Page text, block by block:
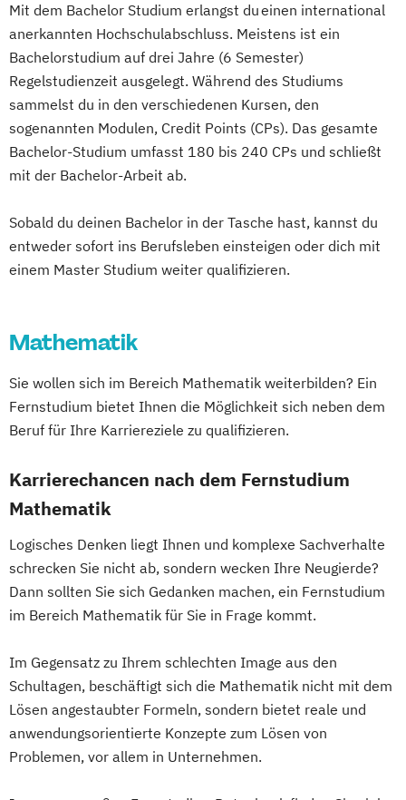
Rechtswissenschaften
Nawi-Tec für Schüler*innen
Neuere deutsche Literatur im
medienkulturellen Kontext
Philosophie - Philosophie im europäischen
Kontext
Politikwissenschaft – Regieren und
Politikwissenschaft
Verwaltungswissenschaft Soziologie
Praktische Informatik
Psychologie
Volkswirtschaft
Wirtschaftswissenschaft
Wirtschaftswissenschaft für Ingenieur/-
innen und Naturwissenschaftler/-innen
Mit dem Bachelor Studium erlangst du einen international
anerkannten Hochschulabschluss. Meistens ist ein
Bachelorstudium auf drei Jahre (6 Semester)
Regelstudienzeit ausgelegt. Während des Studiums
sammelst du in den verschiedenen Kursen, den
sogenannten Modulen, Credit Points (CPs). Das gesamte
Bachelor-Studium umfasst 180 bis 240 CPs und schließt
mit der Bachelor-Arbeit ab.
Sobald du deinen Bachelor in der Tasche hast, kannst du
entweder sofort ins Berufsleben einsteigen oder dich mit
einem Master Studium weiter qualifizieren.
Mathematik
Sie wollen sich im Bereich Mathematik weiterbilden? Ein
Fernstudium bietet Ihnen die Möglichkeit sich neben dem
Beruf für Ihre Karriereziele zu qualifizieren.
Karrierechancen nach dem Fernstudium
Mathematik
Logisches Denken liegt Ihnen und komplexe Sachverhalte
schrecken Sie nicht ab, sondern wecken Ihre Neugierde?
Dann sollten Sie sich Gedanken machen, ein Fernstudium
im Bereich Mathematik für Sie in Frage kommt.
Im Gegensatz zu Ihrem schlechten Image aus den
Schultagen, beschäftigt sich die Mathematik nicht mit dem
Lösen angestaubter Formeln, sondern bietet reale und
anwendungsorientierte Konzepte zum Lösen von
Problemen, vor allem in Unternehmen.